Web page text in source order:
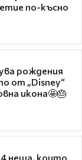
по-късно
рождения
от „Disney“
икона🤩🎂
неща, които